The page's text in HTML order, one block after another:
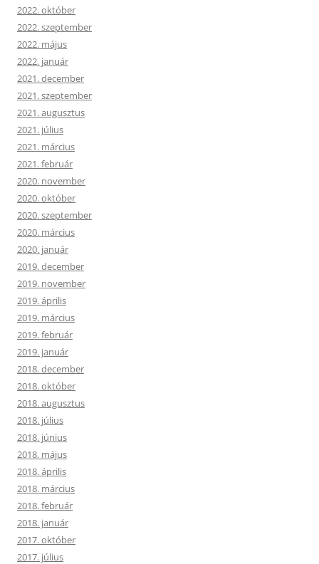
2022. október
2022. szeptember
2022. május
2022. január
2021. december
2021. szeptember
2021. augusztus
2021. július
2021. március
2021. február
2020. november
2020. október
2020. szeptember
2020. március
2020. január
2019. december
2019. november
2019. április
2019. március
2019. február
2019. január
2018. december
2018. október
2018. augusztus
2018. július
2018. június
2018. május
2018. április
2018. március
2018. február
2018. január
2017. október
2017. július